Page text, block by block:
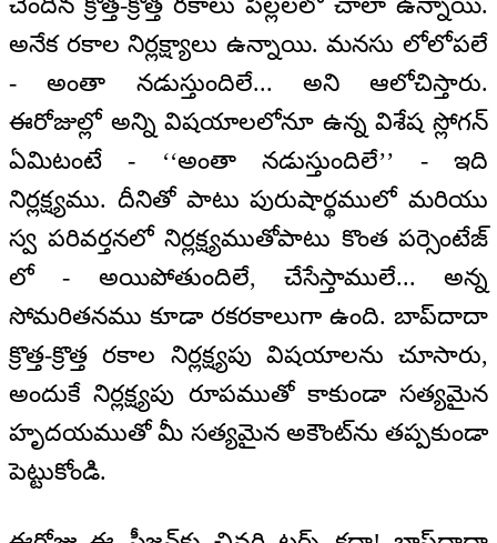
అనేక రకాల నిర్లక్ష్యాలు ఉన్నాయి. మనసు లోలోపలే
- అంతా నడుస్తుందిలే... అని ఆలోచిస్తారు.
ఈరోజుల్లో అన్ని విషయాలలోనూ ఉన్న విశేష స్లోగన్
ఏమిటంటే - ‘‘అంతా నడుస్తుందిలే’’ - ఇది
నిర్లక్ష్యము. దీనితో పాటు పురుషార్థములో మరియు
స్వ పరివర్తనలో నిర్లక్ష్యముతోపాటు కొంత పర్సెంటేజ్
లో - అయిపోతుందిలే, చేసేస్తాములే... అన్న
సోమరితనము కూడా రకరకాలుగా ఉంది. బాప్‌దాదా
క్రొత్త-క్రొత్త రకాల నిర్లక్ష్యపు విషయాలను చూసారు,
అందుకే నిర్లక్ష్యపు రూపముతో కాకుండా సత్యమైన
హృదయముతో మీ సత్యమైన అకౌంట్‌ను తప్పకుండా
పెట్టుకోండి.